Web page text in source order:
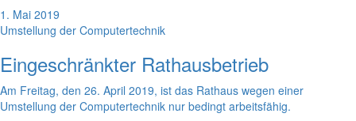
1. Mai 2019
Umstellung der Computertechnik
Eingeschränkter Rathausbetrieb
Am Freitag, den 26. April 2019, ist das Rathaus wegen einer
Umstellung der Computertechnik nur bedingt arbeitsfähig.